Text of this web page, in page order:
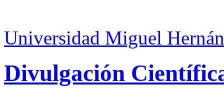
Universidad Miguel
Divulgación